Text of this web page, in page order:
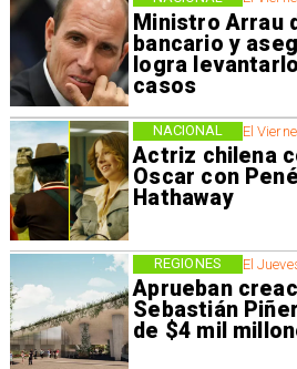
Ministro Arrau
bancario y
logra
casos
El
Actriz chilena
Oscar con
Hathaway
NACIONAL
El
Aprueban
Sebastián
de $4 mil
REGIONES